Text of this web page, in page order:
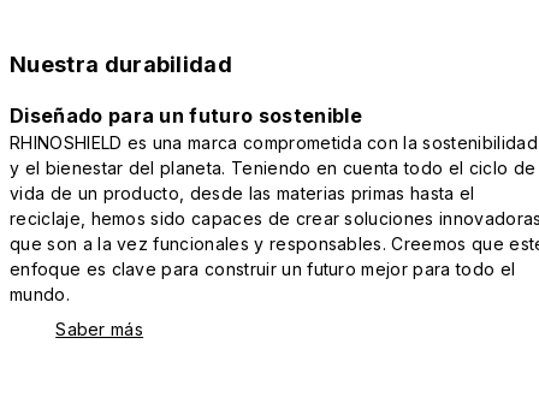
Nuestra durabilidad
Diseñado para un futuro sostenible
RHINOSHIELD es una marca comprometida con la sostenibilidad
y el bienestar del planeta. Teniendo en cuenta todo el ciclo de
vida de un producto, desde las materias primas hasta el
reciclaje, hemos sido capaces de crear soluciones
que son a la vez funcionales y responsables. Creemos que
enfoque es clave para construir un futuro mejor para todo el
mundo.
Saber más